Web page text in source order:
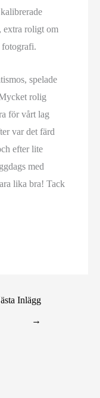
extra roligt om
fotografi.
spelade
rolig
för vårt lag
var det färd
efter lite
med
lika bra! Tack
Inlägg
→